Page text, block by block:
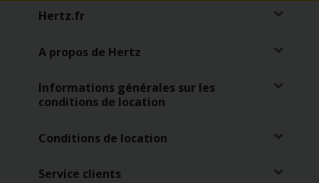
Hertz.fr
A propos de Hertz
Informations générales sur les
conditions de location
Conditions de location
Service clients